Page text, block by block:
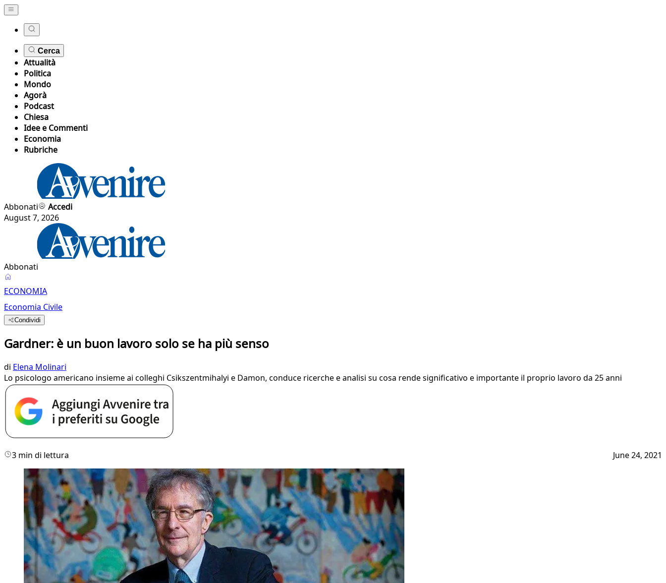
Cerca
Attualità
Politica
Mondo
Agorà
Podcast
Chiesa
Idee e Commenti
Economia
Rubriche
Abbonati
Accedi
August 7, 2026
Abbonati
ECONOMIA
Economia Civile
Condividi
Gardner: è un buon lavoro solo se ha più senso
di Elena Molinari
Lo psicologo americano insieme ai colleghi Csikszentmihalyi e Damon, conduce ricerche e analisi su cosa rende significativo e importante il proprio lavoro da 25 anni
3 min di lettura June 24, 2021